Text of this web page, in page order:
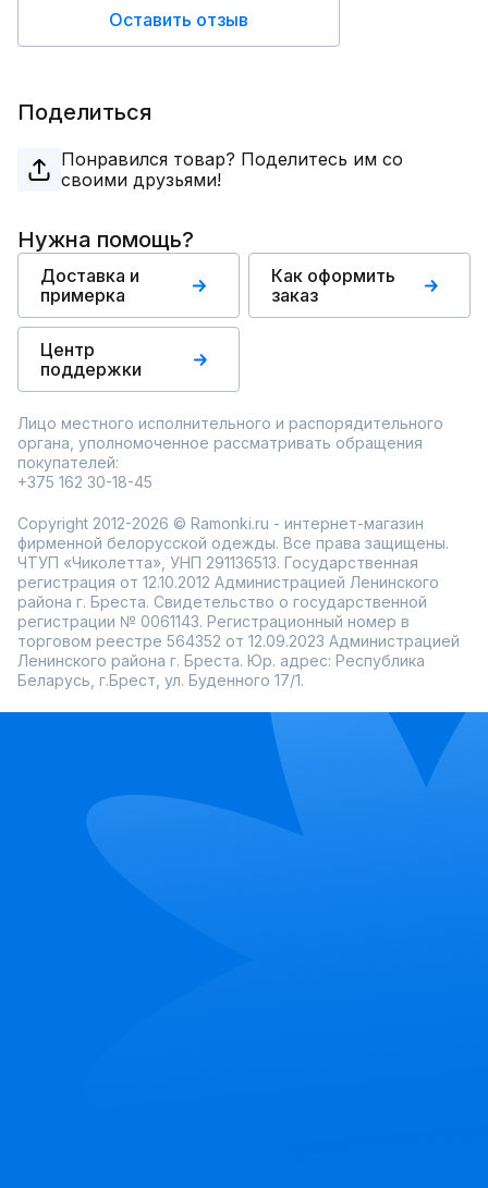
Оставить отзыв
Поделиться
Понравился товар? Поделитесь им со
своими друзьями!
Нужна помощь?
Доставка и
примерка
Как оформить
заказ
Центр
поддержки
Лицо местного исполнительного и распорядительного
органа, уполномоченное рассматривать обращения
покупателей:
+375 162 30-18-45
Copyright 2012-2026 © Ramonki.ru - интернет-магазин
фирменной белорусской одежды. Все права защищены.
ЧТУП «Чиколетта», УНП 291136513. Государственная
регистрация от 12.10.2012 Администрацией Ленинского
района г. Бреста. Свидетельство о государственной
регистрации № 0061143. Регистрационный номер в
торговом реестре 564352 от 12.09.2023 Администрацией
Ленинского района г. Бреста. Юр. адрес: Республика
Беларусь, г.Брест, ул. Буденного 17/1.